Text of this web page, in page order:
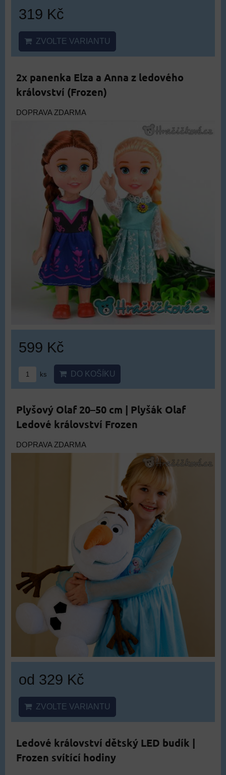
319 Kč
ZVOLTE VARIANTU
2x panenka Elza a Anna z ledového
království (Frozen)
DOPRAVA ZDARMA
599 Kč
ks DO KOŠÍKU
Plyšový Olaf 20–50 cm | Plyšák Olaf
Ledové království Frozen
DOPRAVA ZDARMA
od 329 Kč
ZVOLTE VARIANTU
Ledové království dětský LED budík |
Frozen svítící hodiny